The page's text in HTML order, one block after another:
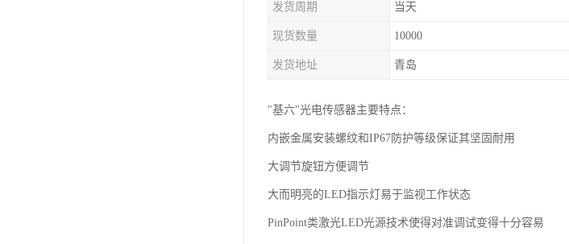
发货周期 当天
现货数量 10000
发货地址 青岛
"基六"光电传感器主要特点：
内嵌金属安装螺纹和IP67防护等级保证其坚固耐用
大调节旋钮方便调节
大而明亮的LED指示灯易于监视工作状态
PinPoint类激光LED光源技术使得对准调试变得十分容易